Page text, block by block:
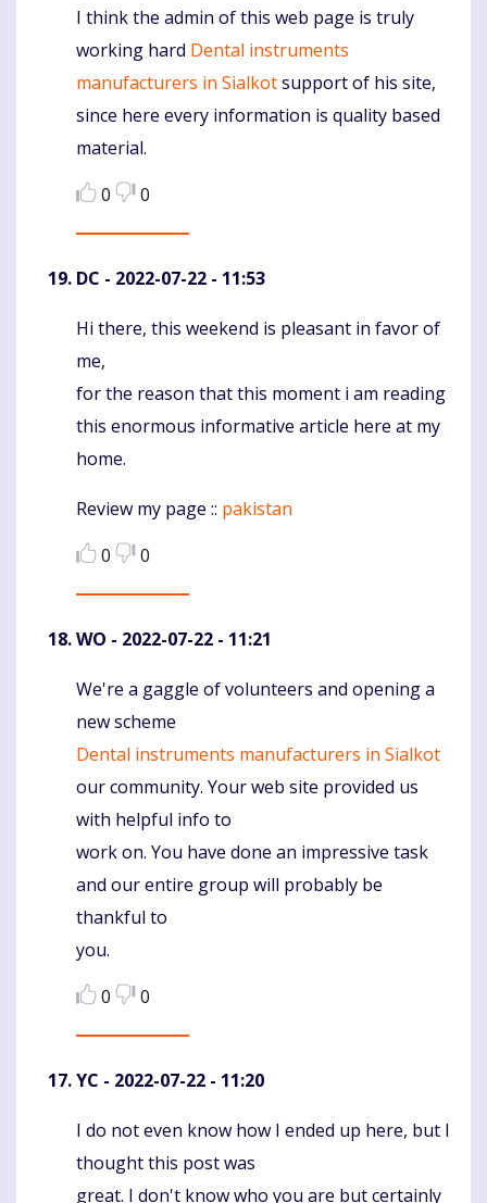
Komentaras
I think the admin of this web page is truly
working hard Dental instruments
manufacturers in Sialkotsupport of his site,
since here every information is quality based
material.
0
0
DC - 2022-07-22 - 11:53
Komentaras
Hi there, this weekend is pleasant in favor of
me,
for the reason that this moment i am reading
this enormous informative article here at my
home.
Review my page :: pakistan
0
0
WO - 2022-07-22 - 11:21
Komentaras
We're a gaggle of volunteers and opening a
new scheme
Dental instruments manufacturers in Sialkot
our community. Your web site provided us
with helpful info to
work on. You have done an impressive task
and our entire group will probably be
thankful to
you.
0
0
YC - 2022-07-22 - 11:20
Komentaras
I do not even know how I ended up here, but I
thought this post was
great. I don't know who you are but certainly